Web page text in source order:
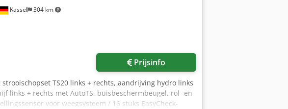
Kassel 304 km
Prijsinfo
strooischopset TS20 links + rechts, aandrijving hydro links
links + rechts met AutoTS, buisbeschermbeugel, rol- en
voor weegsysteem / 16 stuks EasyCheck-